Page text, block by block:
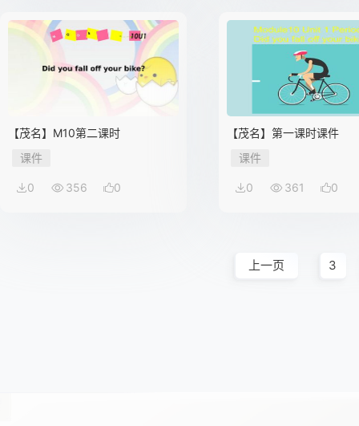
【茂名】M10第二课时
课件
0 356 0
【茂名】第一课时课件
课件
0 361 0
上一页 3